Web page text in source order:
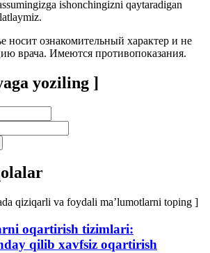
ishonchingizni qaytaradigan
носит ознакомительный характер и не
врача. Имеются противопоказания.
yoziling ]
qiziqarli va foydali ma’lumotlarni toping ]
oqartirish tizimlari:
qilib xavfsiz oqartirish